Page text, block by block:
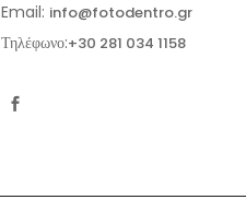
Email: info@fotodentro.gr
Τηλέφωνο:+30 281 034 1158